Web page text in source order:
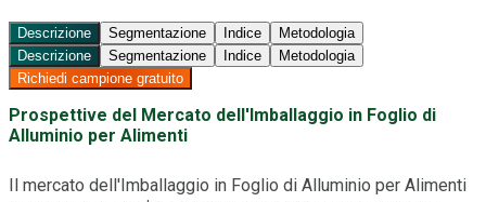
Descrizione Segmentazione Indice
Metodologia
Descrizione
Segmentazione Indice
Metodologia
Richiedi campione gratuito
Prospettive del Mercato dell'Imballaggio in Foglio di
Alluminio per Alimenti
Il mercato dell'Imballaggio in Foglio di Alluminio per Alimenti